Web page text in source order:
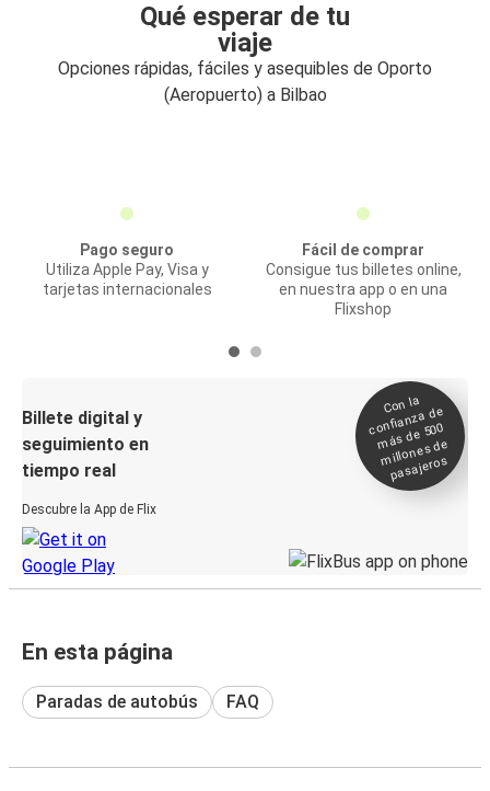
Qué esperar de tu
viaje
Opciones rápidas, fáciles y asequibles de Oporto
(Aeropuerto) a Bilbao
Pago seguro
Utiliza Apple Pay, Visa y
tarjetas internacionales
Fácil de comprar
Consigue tus billetes online,
en nuestra app o en una
Flixshop
Billete digital y
seguimiento en
tiempo real
Descubre la App de Flix
Con la
confianza de
más de 500
millones de
pasajeros
En esta página
Paradas de autobús FAQ